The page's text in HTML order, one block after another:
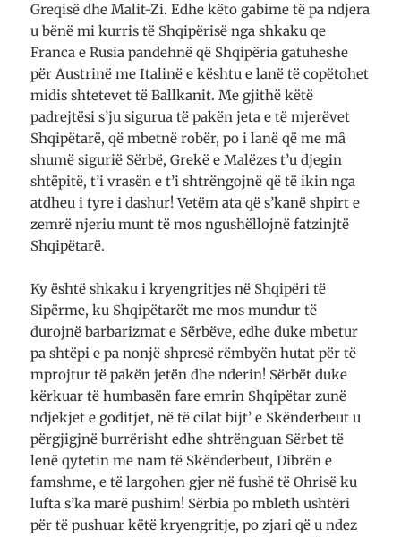
Greqisë dhe Malit-Zi. Edhe këto gabime të pa ndjera
u bënë mi kurris të Shqipërisë nga shkaku qe
Franca e Rusia pandehnë që Shqipëria gatuheshe
për Austrinë me Italinë e kështu e lanë të copëtohet
midis shtetevet të Ballkanit. Me gjithë këtë
padrejtësi s’ju sigurua të pakën jeta e të mjerëvet
Shqipëtarë, që mbetnë robër, po i lanë që me mâ
shumë sigurië Sërbë, Grekë e Malëzes t’u djegin
shtëpitë, t’i vrasën e t’i shtrëngojnë që të ikin nga
atdheu i tyre i dashur! Vetëm ata që s’kanë shpirt e
zemrë njeriu munt të mos ngushëllojnë fatzinjtë
Shqipëtarë.
Ky është shkaku i kryengritjes në Shqipëri të
Sipërme, ku Shqipëtarët me mos mundur të
durojnë barbarizmat e Sërbëve, edhe duke mbetur
pa shtëpi e pa nonjë shpresë rëmbyën hutat për të
mprojtur të pakën jetën dhe nderin! Sërbët duke
kërkuar të humbasën fare emrin Shqipëtar zunë
ndjekjet e goditjet, në të cilat bijt’ e Skënderbeut u
përgjigjnë burrërisht edhe shtrënguan Sërbet të
lenë qytetin me nam të Skënderbeut, Dibrën e
famshme, e të largohen gjer në fushë të Ohrisë ku
lufta s’ka marë pushim! Sërbia po mbleth ushtëri
për të pushuar këtë kryengritje, po zjari që u ndez